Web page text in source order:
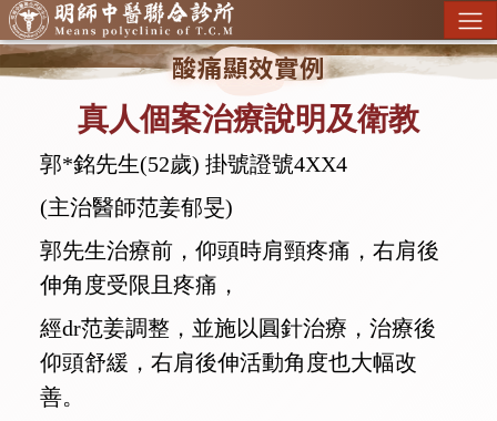
酸痛顯效實例
真人個案治療說明及衛教
郭*銘先生(52歲) 掛號證號4XX4
(主治醫師范姜郁旻)
郭先生治療前，仰頭時肩頸疼痛，右肩後
伸角度受限且疼痛，
經dr范姜調整，並施以圓針治療，治療後
仰頭舒緩，右肩後伸活動角度也大幅改
善。